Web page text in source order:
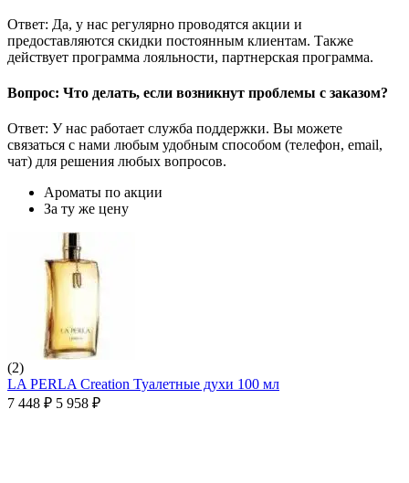
Ответ: Да, у нас регулярно проводятся акции и
предоставляются скидки постоянным клиентам. Также
действует программа лояльности, партнерская программа.
Вопрос: Что делать, если возникнут проблемы с заказом?
Ответ: У нас работает служба поддержки. Вы можете
связаться с нами любым удобным способом (телефон, email,
чат) для решения любых вопросов.
Ароматы по акции
За ту же цену
(2)
LA PERLA Creation Туалетные духи 100 мл
7 448 ₽ 5 958 ₽